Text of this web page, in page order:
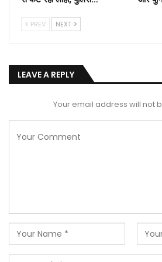
PREV NEXT
LEAVE A REPLY
Your email address will not